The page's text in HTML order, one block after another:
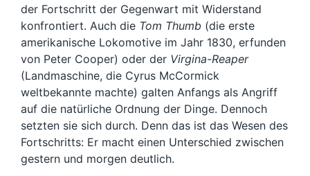
der Fortschritt der Gegenwart mit Widerstand
konfrontiert. Auch die Tom Thumb (die erste
amerikanische Lokomotive im Jahr 1830, erfunden
von Peter Cooper) oder der Virgina-Reaper
(Landmaschine, die Cyrus McCormick
weltbekannte machte) galten Anfangs als Angriff
auf die natürliche Ordnung der Dinge. Dennoch
setzten sie sich durch. Denn das ist das Wesen des
Fortschritts: Er macht einen Unterschied zwischen
gestern und morgen deutlich.